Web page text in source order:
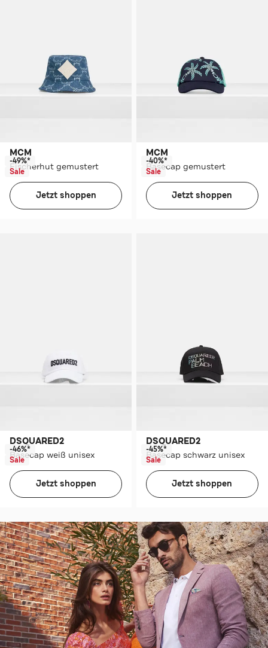
MCM
Fischerhut gemustert
-49%*
Sale
Jetzt shoppen
MCM
Basecap gemustert
-40%*
Sale
Jetzt shoppen
DSQUARED2
Basecap weiß unisex
-46%*
Sale
Jetzt shoppen
DSQUARED2
Basecap schwarz unisex
-45%*
Sale
Jetzt shoppen